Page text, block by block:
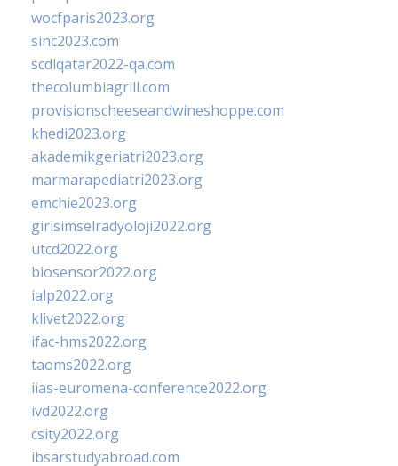
wocfparis2023.org
sinc2023.com
scdlqatar2022-qa.com
thecolumbiagrill.com
provisionscheeseandwineshoppe.com
khedi2023.org
akademikgeriatri2023.org
marmarapediatri2023.org
emchie2023.org
girisimselradyoloji2022.org
utcd2022.org
biosensor2022.org
ialp2022.org
klivet2022.org
ifac-hms2022.org
taoms2022.org
iias-euromena-conference2022.org
ivd2022.org
csity2022.org
ibsarstudyabroad.com